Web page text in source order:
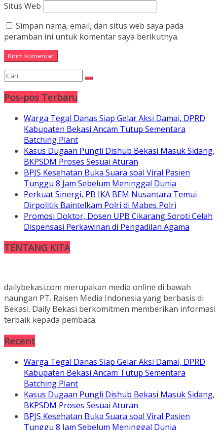
Situs Web
Simpan nama, email, dan situs web saya pada
peramban ini untuk komentar saya berikutnya.
Pos-pos Terbaru
Warga Tegal Danas Siap Gelar Aksi Damai, DPRD
Kabupaten Bekasi Ancam Tutup Sementara
Batching Plant
Kasus Dugaan Pungli Dishub Bekasi Masuk Sidang,
BKPSDM Proses Sesuai Aturan
BPJS Kesehatan Buka Suara soal Viral Pasien
Tunggu 8 Jam Sebelum Meninggal Dunia
Perkuat Sinergi, PB IKA BEM Nusantara Temui
Dirpolitik Baintelkam Polri di Mabes Polri
Promosi Doktor, Dosen UPB Cikarang Soroti Celah
Dispensasi Perkawinan di Pengadilan Agama
TENTANG KITA
dailybekasi.com merupakan media online di bawah
naungan PT. Raisen Media Indonesia yang berbasis di
Bekasi. Daily Bekasi berkomitmen memberikan informasi
terbaik kepada pembaca.
Recent
Warga Tegal Danas Siap Gelar Aksi Damai, DPRD
Kabupaten Bekasi Ancam Tutup Sementara
Batching Plant
Kasus Dugaan Pungli Dishub Bekasi Masuk Sidang,
BKPSDM Proses Sesuai Aturan
BPJS Kesehatan Buka Suara soal Viral Pasien
Tunggu 8 Jam Sebelum Meninggal Dunia